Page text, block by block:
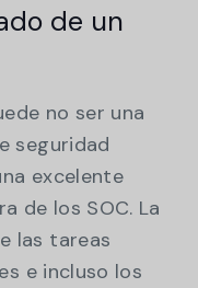
de un
no ser una
seguridad
excelente
de los SOC. La
las tareas
e incluso los